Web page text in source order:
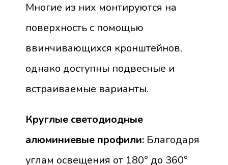
Многие из них монтируются на
поверхность с помощью
ввинчивающихся кронштейнов,
однако доступны подвесные и
встраиваемые варианты.
Круглые светодиодные
алюминиевые профили: Благодаря
углам освещения от 180° до 360°